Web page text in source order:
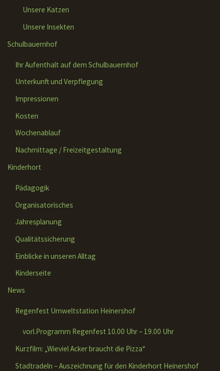
Unsere Katzen
Unsere Insekten
Schulbauernhof
Ihr Aufenthalt auf dem Schulbauernhof
Unterkunft und Verpflegung
Impressionen
Kosten
Wochenablauf
Nachmittage / Freizeitgestaltung
Kinderhort
Pädagogik
Organisatorisches
Jahresplanung
Qualitätssicherung
Einblicke in unseren Alltag
Kinderseite
News
Regenfest Umweltstation Heinershof
vorl.Programm Regenfest 10.00 Uhr – 19.00 Uhr
Kurzfilm: „Wieviel Acker braucht die Pizza“
Stadtradeln – Auszeichnung für den Kinderhort Heinershof